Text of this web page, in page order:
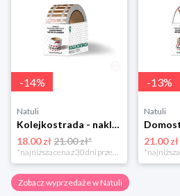
-14%
Natuli
Kolejkostrada - naklejaj tory Zuzutoys
18.00 zł21.00 zł*
*najniższa cena z 30 dni przed obniżką
-13%
Natuli
21.00 zł
Zobacz wyprzedaże w Natuli